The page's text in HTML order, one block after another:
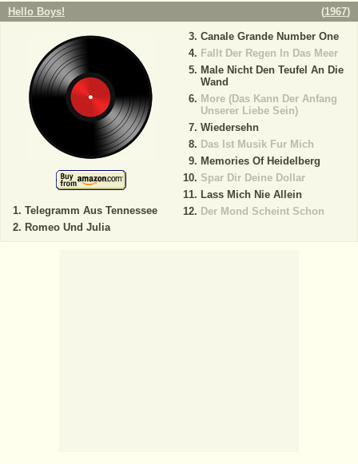
Hello Boys! (1967)
Telegramm Aus Tennessee
Romeo Und Julia
Canale Grande Number One
Fallt Der Regen In Das Meer
Male Nicht Den Teufel An Die
Wand
More (Das Kann Der Anfang
Unserer Liebe Sein)
Wiedersehn
Das Ist Musik Fur Mich
Memories Of Heidelberg
Spar Dir Deine Dollar
Lass Mich Nie Allein
Der Mond Scheint Schon